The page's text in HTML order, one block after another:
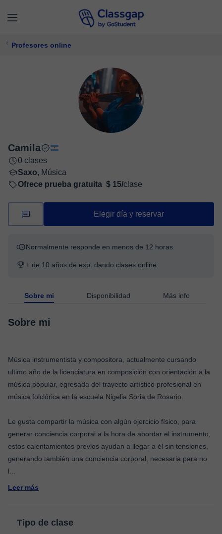
Profesores online
Camila
0 clases
Saxo, Música
Ofrece prueba gratuita $ 15/clase
Elegir día y reservar
Normalmente responde en menos de 12 horas
+ de 10 años de exp. dando clases online
Sobre mi Disponibilidad Más info
Sobre mi
Música instrumentista y compositora, actualmente cursando
ultimo año de la licenciatura en composición con orientación a la
música popular, egresada del trayecto artístico profesional en
música folclórica en la escuela Nigelia Soria de Rosario.
Le gusta compartir la música con algún ejercicio físico, para
generar conciencia corporal a la hora de abordar el instrumento,
estos calentamientos previos ayudan a llegar a él sin tensiones,
generando también una conciencia corporal, necesaria para no
l
Leer más
Tipo de clase